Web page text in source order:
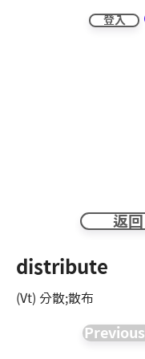
登入
返回
distribute
(Vt) 分散;散布
Previous